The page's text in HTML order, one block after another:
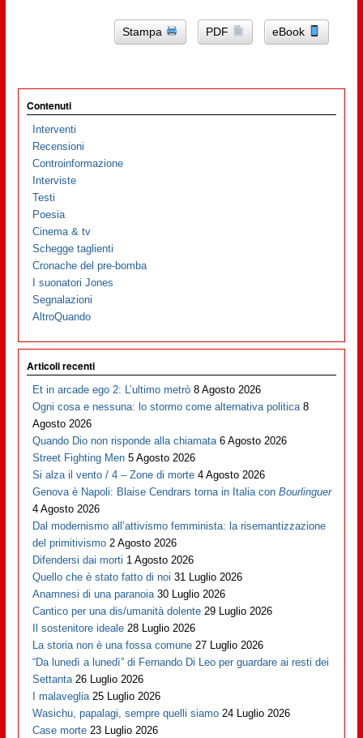
Stampa PDF eBook
Contenuti
Interventi
Recensioni
Controinformazione
Interviste
Testi
Poesia
Cinema & tv
Schegge taglienti
Cronache del pre-bomba
I suonatori Jones
Segnalazioni
AltroQuando
Articoli recenti
Et in arcade ego 2: L’ultimo metrò 8 Agosto 2026
Ogni cosa e nessuna: lo stormo come alternativa politica 8
Agosto 2026
Quando Dio non risponde alla chiamata 6 Agosto 2026
Street Fighting Men 5 Agosto 2026
Si alza il vento / 4 – Zone di morte 4 Agosto 2026
Genova è Napoli: Blaise Cendrars torna in Italia conBourlinguer
4 Agosto 2026
Dal modernismo all’attivismo femminista: la risemantizzazione
del primitivismo 2 Agosto 2026
Difendersi dai morti 1 Agosto 2026
Quello che è stato fatto di noi 31 Luglio 2026
Anamnesi di una paranoia 30 Luglio 2026
Cantico per una dis/umanità dolente 29 Luglio 2026
Il sostenitore ideale 28 Luglio 2026
La storia non è una fossa comune 27 Luglio 2026
“Da lunedì a lunedì” di Fernando Di Leo per guardare ai resti dei
Settanta 26 Luglio 2026
I malaveglia 25 Luglio 2026
Wasichu, papalagi, sempre quelli siamo 24 Luglio 2026
Case morte 23 Luglio 2026